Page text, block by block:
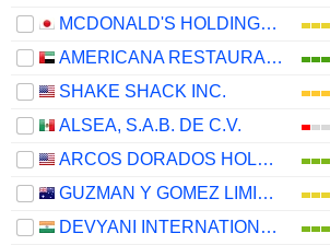
MCDONALD'S HOLDINGS COMPANY (JAPAN), LTD.
AMERICANA RESTAURANTS INTERNATIONAL PLC
SHAKE SHACK INC.
ALSEA, S.A.B. DE C.V.
ARCOS DORADOS HOLDINGS INC.
GUZMAN Y GOMEZ LIMITED
DEVYANI INTERNATIONAL LIMITED